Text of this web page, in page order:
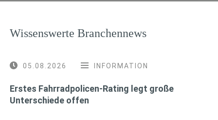
Wissenswerte Branchennews
05.08.2026 INFORMATION
Erstes Fahrradpolicen-Rating legt große
Unterschiede offen